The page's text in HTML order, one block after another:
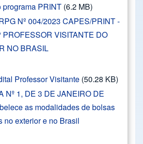
programa PRINT (6.2 MB)
Nº 004/2023 CAPES/PRINT -
PROFESSOR VISITANTE DO
NO BRASIL
Professor Visitante (50.28 KB)
Nº 1, DE 3 DE JANEIRO DE
as modalidades de bolsas
no exterior e no Brasil